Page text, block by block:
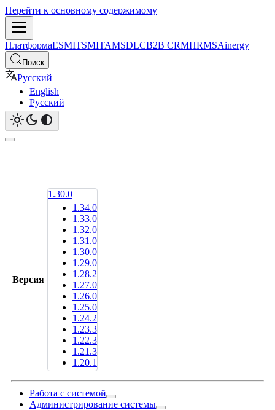
Перейти к основному содержимому
ПлатформаESMITSMITAMSDLCB2B CRMHRMSAinergy
Поиск
Русский
English
Русский
Версия
1.30.0
1.34.0
1.33.0
1.32.0
1.31.0
1.30.0
1.29.0
1.28.2
1.27.0
1.26.0
1.25.0
1.24.2
1.23.3
1.22.3
1.21.3
1.20.1
Работа с системой
Администрирование системы